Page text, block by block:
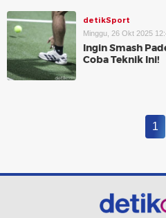
detikSport
Minggu, 26 Okt 2025
Ingin Smash
Coba Teknik Ini!
1